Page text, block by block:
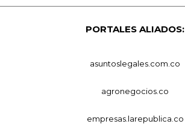
PORTALES ALIADOS:
asuntoslegales.com.co
agronegocios.co
empresas.larepublica.co